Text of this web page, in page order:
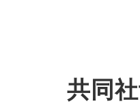
共同